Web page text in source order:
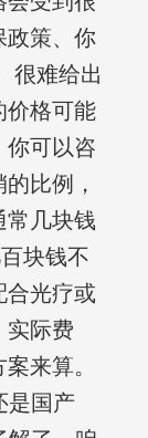
政策、你
很难给出
价格可能
你可以咨
比例，
常几块钱
块钱不
合光疗或
实际费
来算。
是国产